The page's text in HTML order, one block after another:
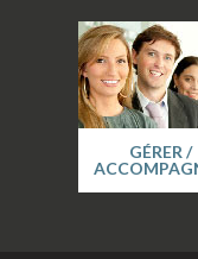
GÉRER /